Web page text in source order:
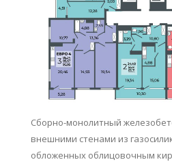
Cборно-монолитный
внешними стенами из
обложенных облицовочным